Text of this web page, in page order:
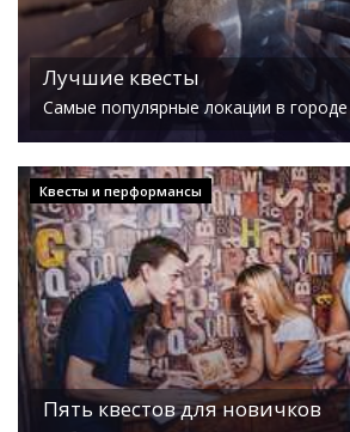
Лучшие квесты
Самые популярные локации в городе
Квесты и перформансы
Пять квестов для новичков